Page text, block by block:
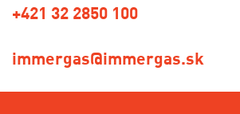
+421 32 2850 100
immergas@immergas.sk